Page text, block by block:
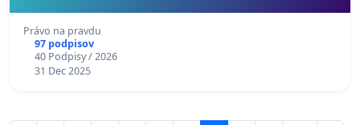
Právo na pravdu
97 podpisov
40 Podpisy / 2026
31 Dec 2025